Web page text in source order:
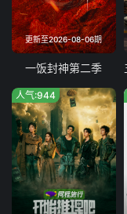
更新至2026-08-06期
一饭封神第二季
人气:944